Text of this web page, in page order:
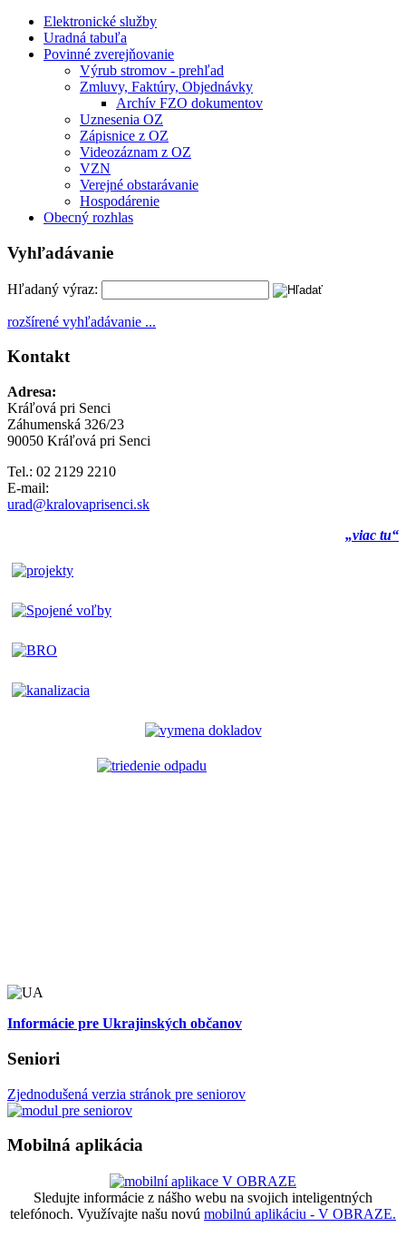
Elektronické služby
Uradná tabuľa
Povinné zverejňovanie
Výrub stromov - prehľad
Zmluvy, Faktúry, Objednávky
Archív FZO dokumentov
Uznesenia OZ
Zápisnice z OZ
Videozáznam z OZ
VZN
Verejné obstarávanie
Hospodárenie
Obecný rozhlas
Vyhľadávanie
Hľadaný výraz:
rozšírené vyhľadávanie ...
Kontakt
Adresa:
Kráľová pri Senci
Záhumenská 326/23
90050 Kráľová pri Senci
Tel.: 02 2129 2210
E-mail:
urad@kralovaprisenci.sk
„viac tu“
Informácie pre Ukrajinských občanov
Seniori
Zjednodušená verzia stránok pre seniorov
Mobilná aplikácia
Sledujte informácie z nášho webu na svojich inteligentných
telefónoch. Využívajte našu novú mobilnú aplikáciu - V OBRAZE.